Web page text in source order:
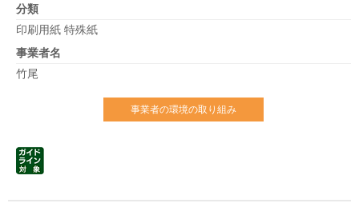
分類
印刷用紙 特殊紙
事業者名
竹尾
事業者の環境の取り組み